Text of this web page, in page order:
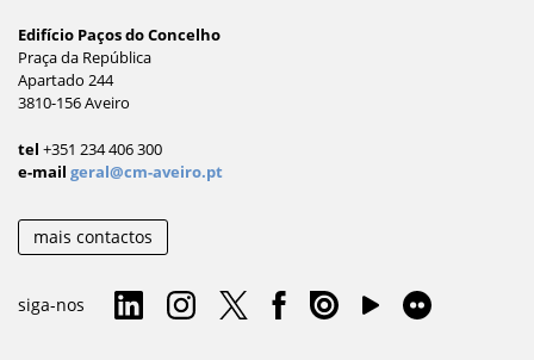
Edifício Paços do Concelho
Praça da República
Apartado 244
3810-156 Aveiro
tel +351 234 406 300
e-mail geral@cm-aveiro.pt
mais contactos
siga-nos